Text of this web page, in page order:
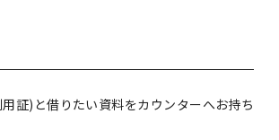
証)と借りたい資料をカウンターへお持ち